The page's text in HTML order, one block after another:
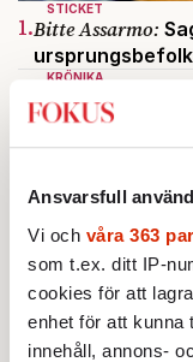
Ansvarsfull
Vi och våra 363
som t.ex. ditt IP-
cookies för att
enhet för att kunna
innehåll, annons-
STICKET
1.Bitte Assarmo:
KRÖNIKA
2.Sakine Madon:
vänstern för
STICKET
KRÖNIKA
4.Frans
franska
UTRIKES
5.Därför liknar
Av: Bengt Jangfeldt
STICKET
6.Christoffer